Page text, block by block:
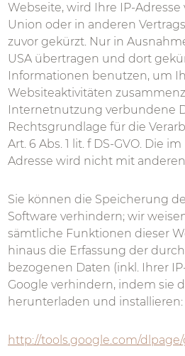
Webseite, wird Ihre IP-
Union oder in anderen
zuvor gekürzt. Nur in
USA übertragen und dort
Informationen benutzen, um
Websiteaktivitäten
Internetnutzung verbundene
Rechtsgrundlage für die
Art. 6 Abs. 1 lit. f DS-GVO. Die
Adresse wird nicht mit
Sie können die Speicherung
Software verhindern; wir
sämtliche Funktionen dieser
hinaus die Erfassung der
bezogenen Daten (inkl. Ihrer
Google verhindern, indem sie
herunterladen und installieren:
http://tools.google.com/